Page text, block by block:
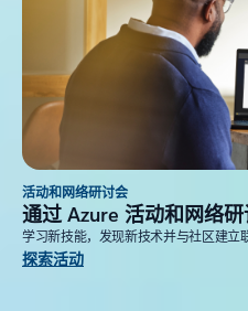
活动和网络研讨会
通过 Azure 活动和网络
学习新技能，发现新技术并与社区建立
探索活动